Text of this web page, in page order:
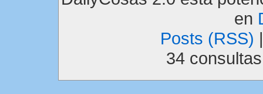
en
Posts (RSS)
34